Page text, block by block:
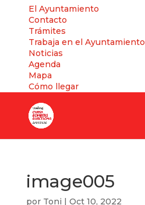
El Ayuntamiento
Contacto
Trámites
Trabaja en el Ayuntamiento
Noticias
Agenda
Mapa
Cómo llegar
image005
por Toni | Oct 10, 2022